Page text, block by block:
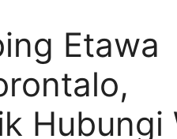
Etawa
Hubungi